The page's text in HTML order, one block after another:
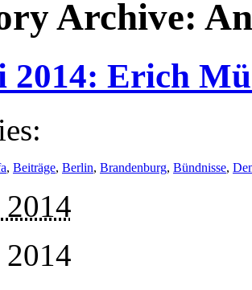
Archive:
2014: Erich
, Beiträge, Berlin, Brandenburg, Bündnisse,